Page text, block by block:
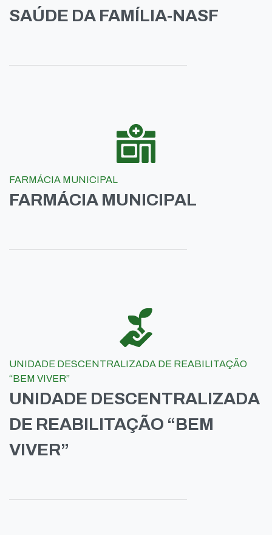
SAÚDE DA FAMÍLIA-NASF
FARMÁCIA MUNICIPAL
FARMÁCIA MUNICIPAL
UNIDADE DESCENTRALIZADA DE REABILITAÇÃO
“BEM VIVER”
UNIDADE DESCENTRALIZADA
DE REABILITAÇÃO “BEM
VIVER”